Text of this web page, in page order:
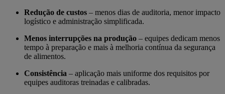
Redução de custos – menos dias de auditoria, menor impacto
logístico e administração simplificada.
Menos interrupções na produção – equipes dedicam menos
tempo à preparação e mais à melhoria contínua da segurança
de alimentos.
Consistência – aplicação mais uniforme dos requisitos por
equipes auditoras treinadas e calibradas.